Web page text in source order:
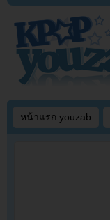
หน้าแรก youzab